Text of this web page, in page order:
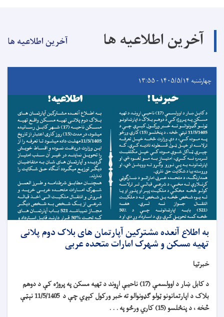
آخرین اطلاعیه ها آخرین اطلاعیه ها
چهارشنبه ۱۴۰۵/۵/۱۴ - ۱۳:۵۵
به اطلاع آنعده مشترکین آپارتمان های بلاک دوم پلانی
تهیه مسکن و شهرک امارات متحده عربی
خبرتیا
د کابل ښار د اوولسمې (17) ناحیې اړوند د تهیه مسکن په پروژه کې د دوهم
بلاک د اپارتمانونو ټولو ګډونوالو ته خبر ورکول کېږي چې د 11/5/1405 نېټې
څخه ، د پنځلسو (15) کاري ورځو په . . .